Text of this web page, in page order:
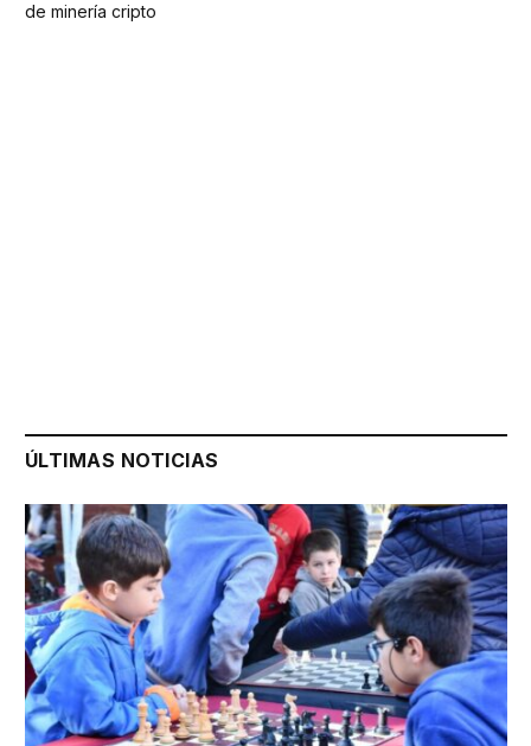
de minería cripto
ÚLTIMAS NOTICIAS